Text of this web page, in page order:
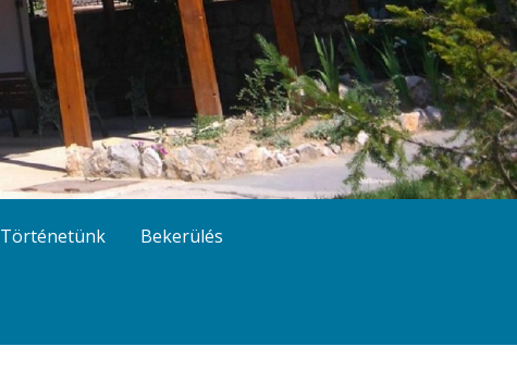
Történetünk Bekerülés